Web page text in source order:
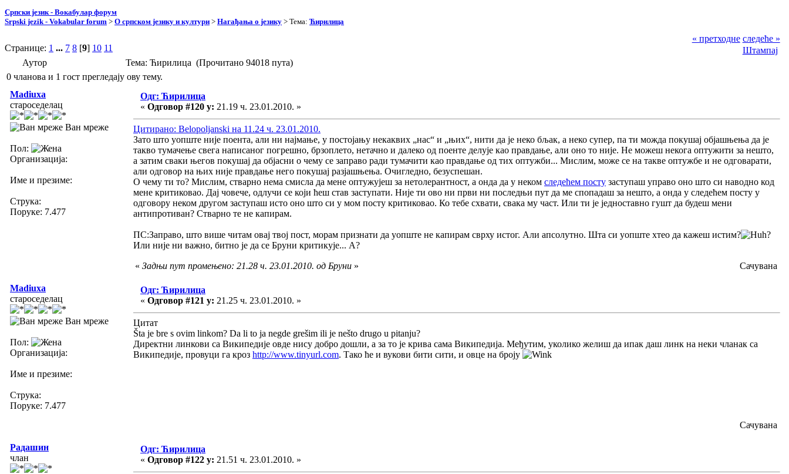
Српски језик - Вокабулар форум
Srpski jezik - Vokabular forum > О српском језику и култури > Нагађања о језику > Тема:Ћирилица
Странице: 1 ... 7 8 [9] 10 11
« претходне следеће »
Штампај
Аутор
Тема: Ћирилица (Прочитано 94018 пута)
0 чланова и 1 гост прегледају ову тему.
Madiuxa
староседелац
Ван мреже
Пол:
Организација:
Име и презиме:
Струка:
Поруке: 7.477
Одг: Ћирилица
« Одговор #120 у: 21.19 ч. 23.01.2010. »
Цитирано: Belopoljanski на 11.24 ч. 23.01.2010.
Зато што уопште није поента, али ни најмање, у постојању некаквих „нас“ и „њих“, нити да је неко бљак, а неко супер, па ти можда покушај објашњења да је
такво тумачење свега написаног погрешно, брзоплето, нетачно и далеко од поенте делује као правдање, али оно то није. Не можеш некога оптужити за нешто,
а затим сваки његов покушај да објасни о чему се заправо ради тумачити као правдање од тих оптужби... Мислим, може се на такве оптужбе и не одговарати,
али одговор на њих није правдање него покушај разјашњења. Очигледно, безуспешан.
О чему ти то? Мислим, стварно нема смисла да мене оптужујеш за нетолерантност, а онда да у неком следећем посту заступаш управо оно што си наводно код
мене критиковао. Дај човече, одлучи се који ћеш став заступати. Није ти ово ни први ни последњи пут да ме спопадаш за нешто, а онда у следећем посту у
одговору неком другом заступаш исто оно што си у мом посту критиковао. Ко тебе схвати, свака му част. Или ти је једноставно гушт да будеш мени
антипротиван? Стварно те не капирам.
ПС:Заправо, што више читам овај твој пост, морам признати да уопште не капирам сврху истог. Али апсолутно. Шта си уопште хтео да кажеш истим?
?
Или није ни важно, битно је да се Бруни критикује... А?
« Задњи пут промењено: 21.28 ч. 23.01.2010. од Бруни » Сачувана
Madiuxa
староседелац
Ван мреже
Пол:
Организација:
Име и презиме:
Струка:
Поруке: 7.477
Одг: Ћирилица
« Одговор #121 у: 21.25 ч. 23.01.2010. »
Цитат
Šta je bre s ovim linkom? Da li to ja negde grešim ili je nešto drugo u pitanju?
Директни линкови са Википедије овде нису добро дошли, а за то је крива сама Википедија. Међутим, уколико желиш да ипак даш линк на неки чланак са
Википедије, провуци га кроз http://www.tinyurl.com. Тако ће и вукови бити сити, и овце на броју
Сачувана
Радашин
члан
Одг: Ћирилица
« Одговор #122 у: 21.51 ч. 23.01.2010. »